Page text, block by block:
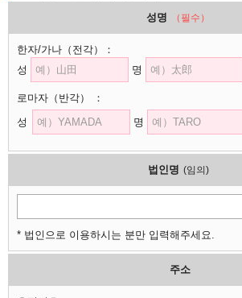
성명 （필수）
한자/가나 （전각）
：
성
명
로마자 （반각）
：
성
명
법인명 (임의)
* 법인으로 이용하시는 분만 입력해주세요.
주소